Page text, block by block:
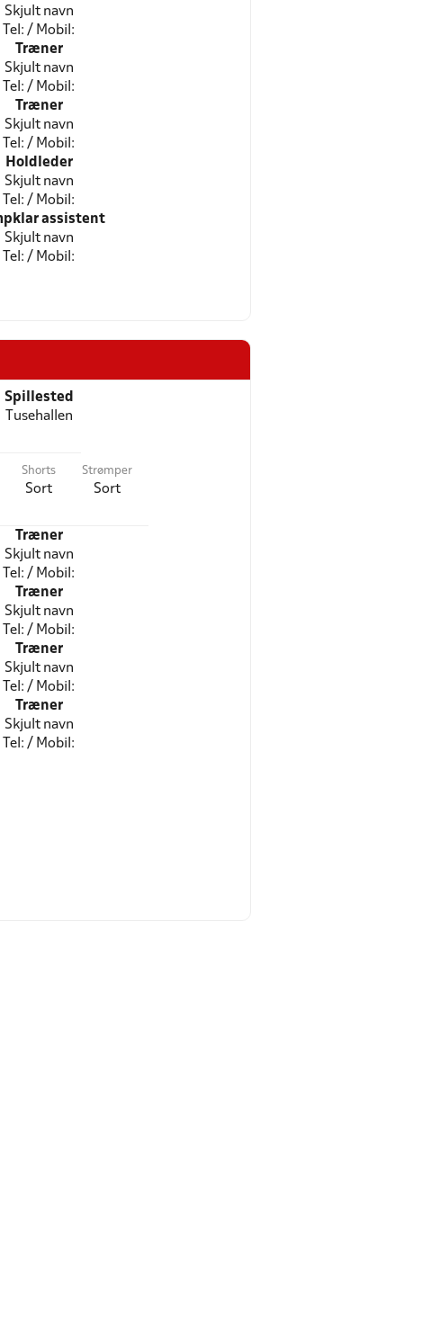
Skjult navn
Tel: / Mobil:
Træner
Skjult navn
Tel: / Mobil:
Træner
Skjult navn
Tel: / Mobil:
Holdleder
Skjult navn
Tel: / Mobil:
assistent
Skjult navn
Tel: / Mobil:
Spillested
Tusehallen
Shorts
Sort
Strømper
Sort
Træner
Skjult navn
Tel: / Mobil:
Træner
Skjult navn
Tel: / Mobil:
Træner
Skjult navn
Tel: / Mobil:
Træner
Skjult navn
Tel: / Mobil: